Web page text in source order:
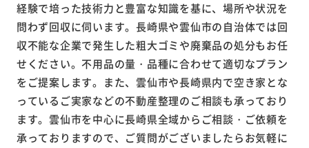
経験で培った技術力と豊富な知識を基に、場所や状況を
問わず回収に伺います。長崎県や雲仙市の自治体では回
収不能な企業で発生した粗大ゴミや廃棄品の処分もお任
せください。不用品の量・品種に合わせて適切なプラン
をご提案します。また、雲仙市や長崎県内で空き家とな
っているご実家などの不動産整理のご相談も承っており
ます。雲仙市を中心に長崎県全域からご相談・ご依頼を
承っておりますので、ご質問がございましたらお気軽に